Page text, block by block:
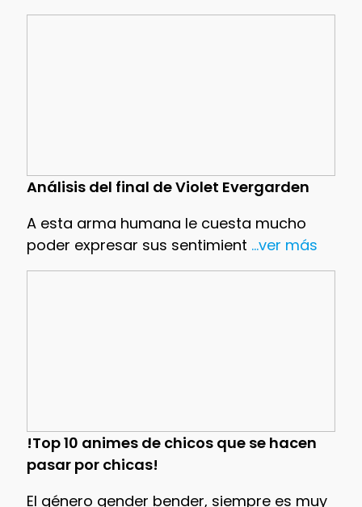
Análisis del final de Violet Evergarden
A esta arma humana le cuesta mucho
poder expresar sus sentimient ...ver más
!Top 10 animes de chicos que se hacen
pasar por chicas!
El género gender bender, siempre es muy